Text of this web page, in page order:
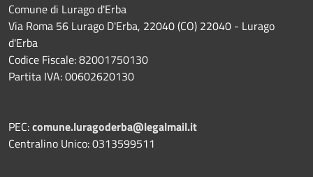
Comune di Lurago d'Erba
Via Roma 56 Lurago D'Erba, 22040 (CO) 22040 - Lurago
d'Erba
Codice Fiscale: 82001750130
Partita IVA: 00602620130
PEC:comune.luragoderba@legalmail.it
Centralino Unico: 0313599511